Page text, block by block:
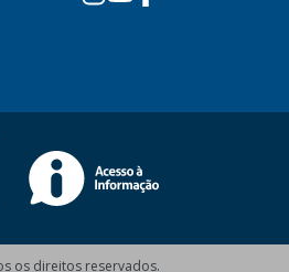
os direitos reservados.